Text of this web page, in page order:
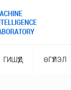
ГИШҮҮД ӨГҮҮЛЭЛ